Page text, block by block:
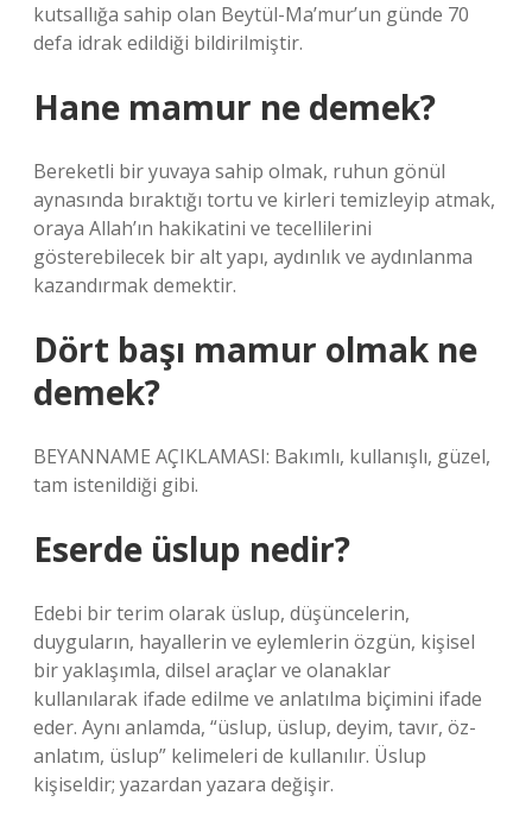
kutsallığa sahip olan Beytül-Ma’mur’un günde 70
defa idrak edildiği bildirilmiştir.
Hane mamur ne demek?
Bereketli bir yuvaya sahip olmak, ruhun gönül
aynasında bıraktığı tortu ve kirleri temizleyip atmak,
oraya Allah’ın hakikatini ve tecellilerini
gösterebilecek bir alt yapı, aydınlık ve aydınlanma
kazandırmak demektir.
Dört başı mamur olmak ne
demek?
BEYANNAME AÇIKLAMASI: Bakımlı, kullanışlı, güzel,
tam istenildiği gibi.
Eserde üslup nedir?
Edebi bir terim olarak üslup, düşüncelerin,
duyguların, hayallerin ve eylemlerin özgün, kişisel
bir yaklaşımla, dilsel araçlar ve olanaklar
kullanılarak ifade edilme ve anlatılma biçimini ifade
eder. Aynı anlamda, “üslup, üslup, deyim, tavır, öz-
anlatım, üslup” kelimeleri de kullanılır. Üslup
kişiseldir; yazardan yazara değişir.